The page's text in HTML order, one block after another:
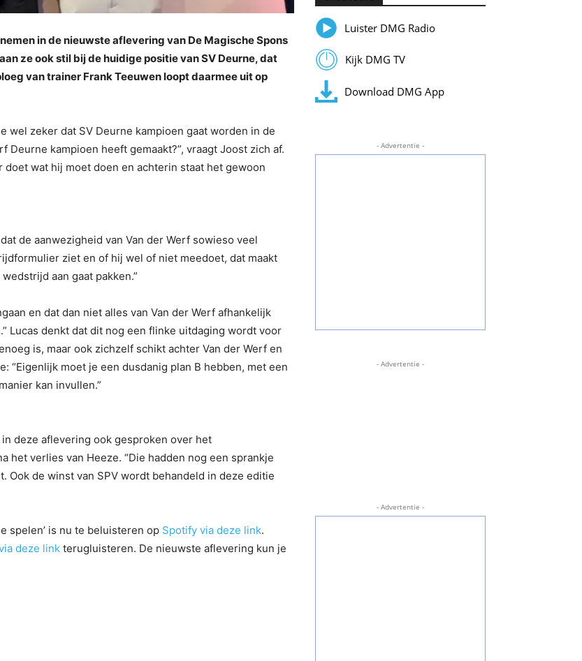
in de nieuwste aflevering van De Magische Spons
ze ook stil bij de huidige positie van SV Deurne, dat
van trainer Frank Teeuwen loopt daarmee uit op
wel zeker dat SV Deurne kampioen gaat worden in de
Deurne kampioen heeft gemaakt?”, vraagt Joost zich af.
doet wat hij moet doen en achterin staat het gewoon
de aanwezigheid van Van der Werf sowieso veel
ziet en of hij wel of niet meedoet, dat maakt
aan gaat pakken.”
en dat dan niet alles van Van der Werf afhankelijk
Lucas denkt dat dit nog een flinke uitdaging wordt voor
is, maar ook zichzelf schikt achter Van der Werf en
“Eigenlijk moet je een dusdanig plan B hebben, met een
kan invullen.”
deze aflevering ook gesproken over het
het verlies van Heeze. “Die hadden nog een sprankje
Ook de winst van SPV wordt behandeld in deze editie
spelen’ is nu te beluisteren op Spotify via deze link.
deze link terugluisteren. De nieuwste aflevering kun je
Luister DMG Radio
Kijk DMG TV
Download DMG App
- Advertentie -
- Advertentie -
- Advertentie -